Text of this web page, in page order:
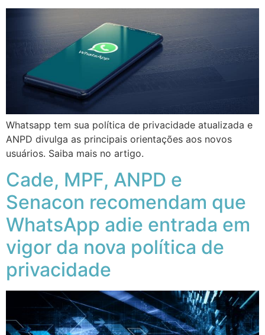
Whatsapp tem sua política de privacidade atualizada e
ANPD divulga as principais orientações aos novos
usuários. Saiba mais no artigo.
Cade, MPF, ANPD e
Senacon recomendam que
WhatsApp adie entrada em
vigor da nova política de
privacidade